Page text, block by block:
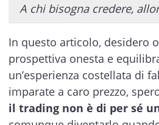
A chi bisogna credere,
In questo articolo, desidero
prospettiva onesta e
un’esperienza costellata di
imparate a caro prezzo,
il trading non è di per sé